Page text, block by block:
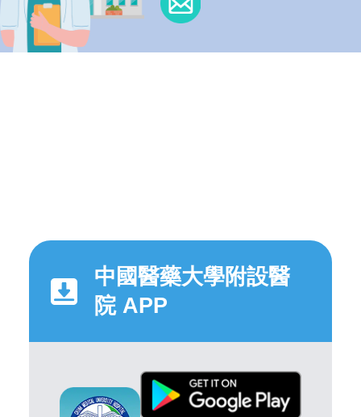
中國醫藥大學附設醫
院 APP